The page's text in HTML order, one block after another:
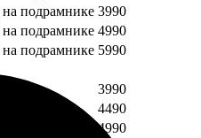
на подрамнике 3990
на подрамнике 4990
на подрамнике 5990
3990
4490
4990